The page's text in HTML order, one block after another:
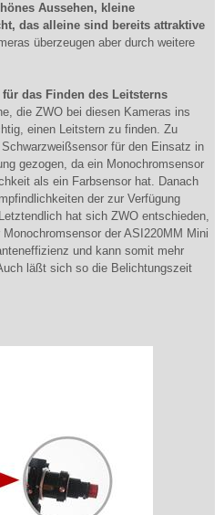
Aussehen, kleine
das alleine sind bereits attraktive
überzeugen aber durch weitere
das Finden des Leitsterns
die ZWO bei diesen Kameras ins
einen Leitstern zu finden. Zu
für den Einsatz in
gezogen, da ein Monochromsensor
als ein Farbsensor hat. Danach
der zur Verfügung
hat sich ZWO entschieden,
der ASI220MM Mini
und kann somit mehr
läßt sich so die Belichtungszeit